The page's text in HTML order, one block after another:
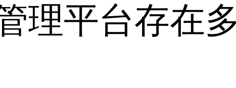
理平台存在